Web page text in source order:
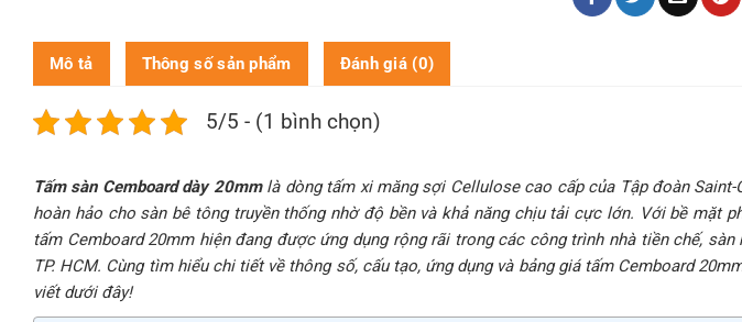
Mô tả Thông số sản phẩm Đánh giá (0)
5/5 - (1 bình chọn)
Tấm sàn Cemboard dày 20mmlà dòng tấm xi măng sợi Cellulose cao cấp của Tập đoàn Saint-
hoàn hảo cho sàn bê tông truyền thống nhờ độ bền và khả năng chịu tải cực lớn. Với bề mặt
tấm Cemboard 20mm hiện đang được ứng dụng rộng rãi trong các công trình nhà tiền chế,
TP. HCM. Cùng tìm hiểu chi tiết về thông số, cấu tạo, ứng dụng và bảng giá tấm Cemboard
viết dưới đây!